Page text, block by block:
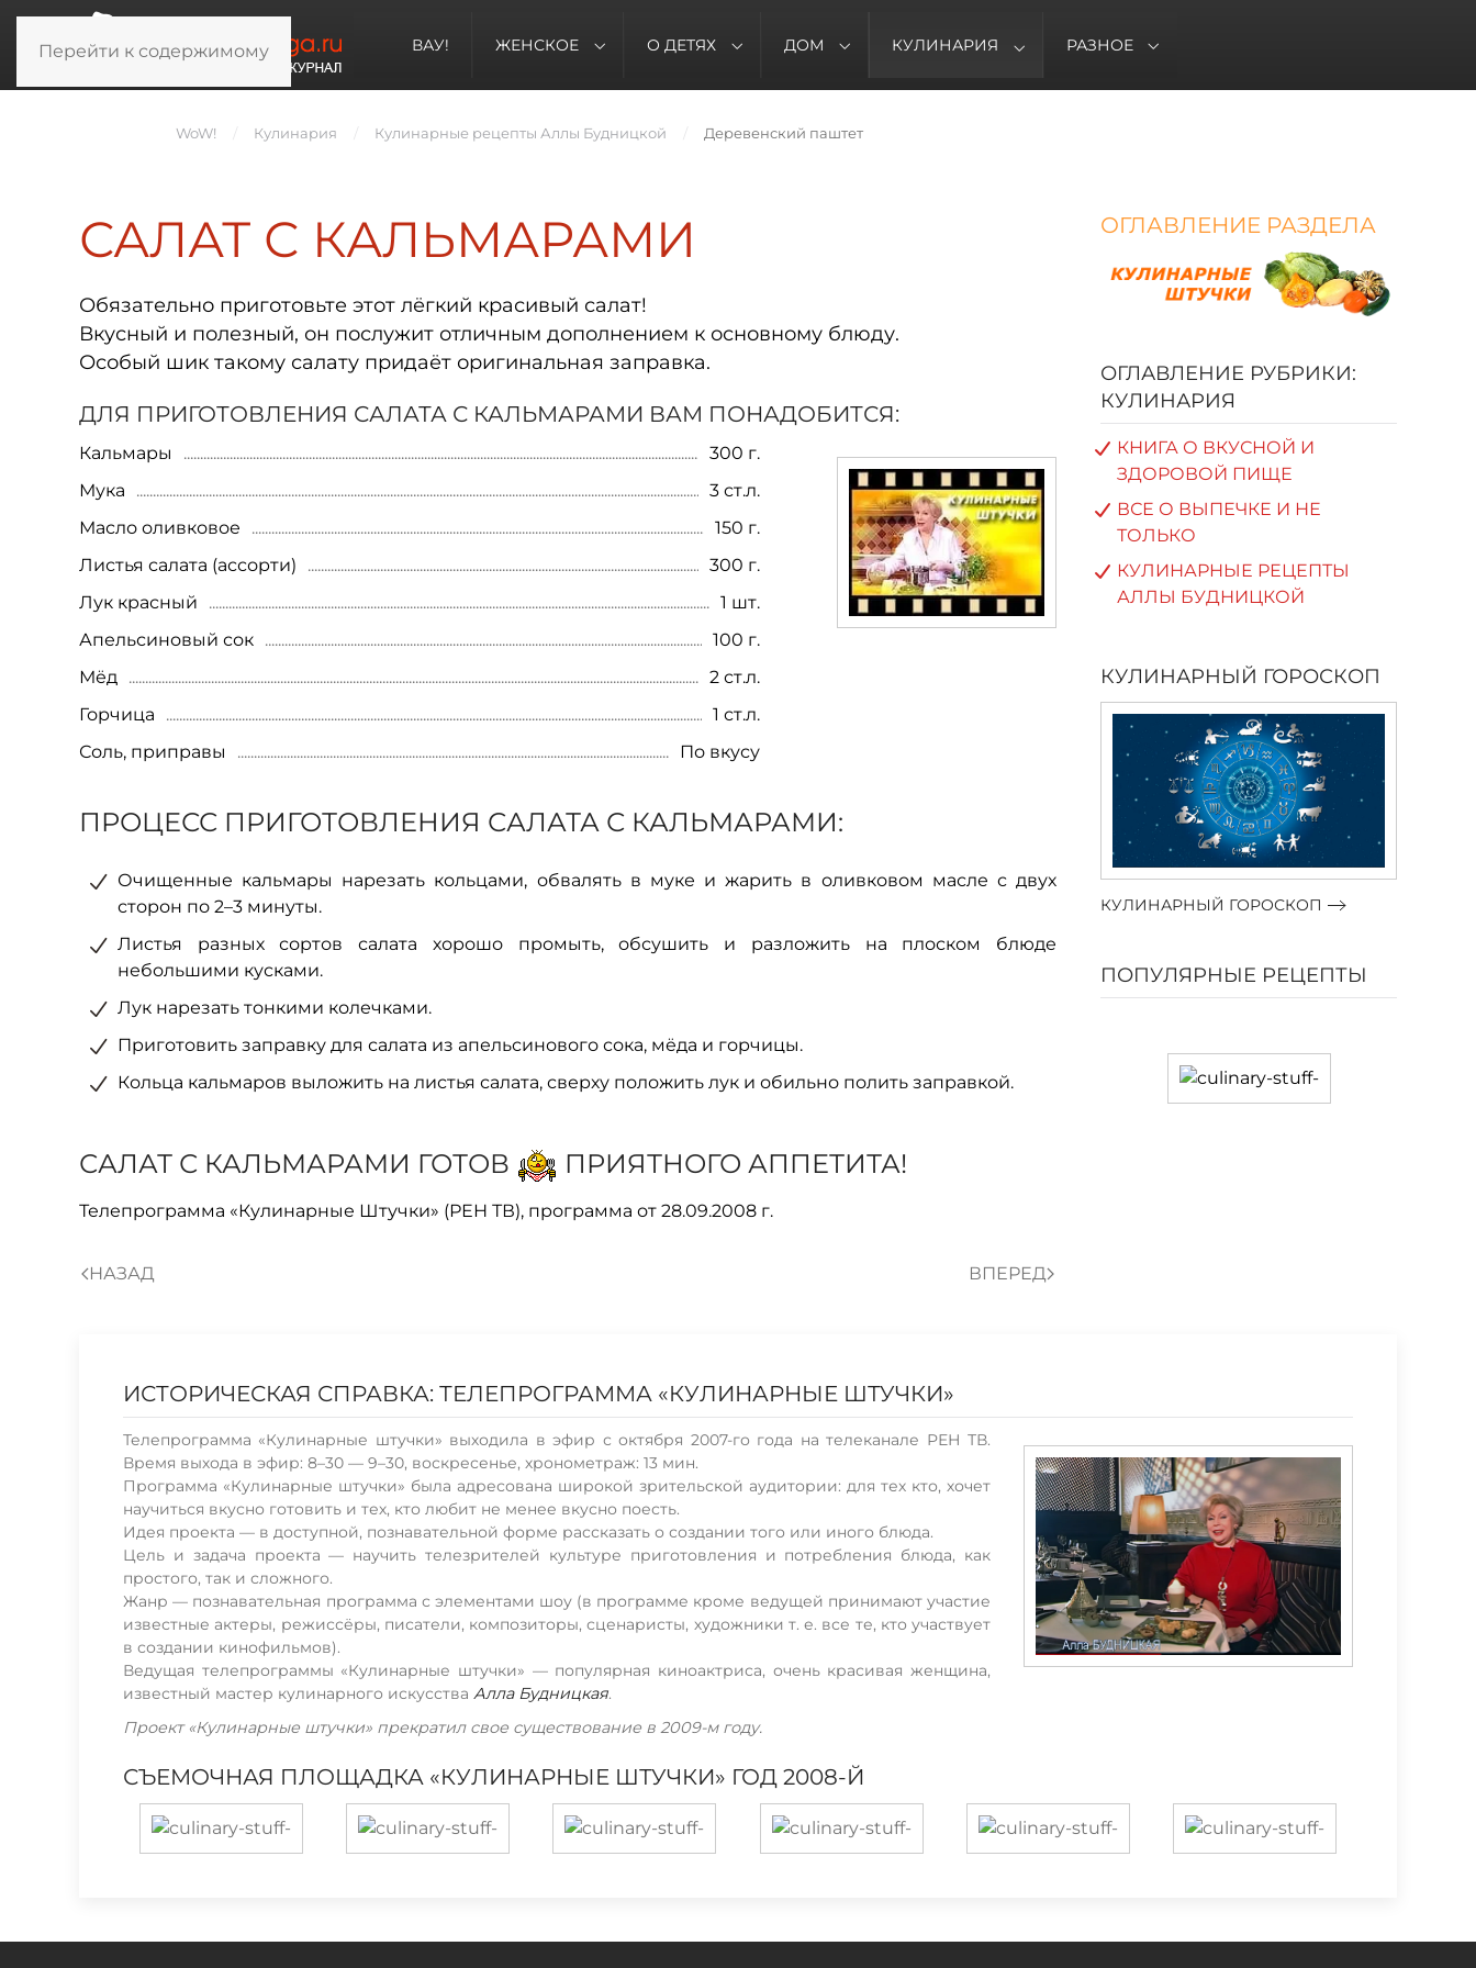
Перейти к содержимому ВАУ! ЖЕНСКОЕ О ДЕТЯХ ДОМ КУЛИНАРИЯ РАЗНОЕ
WoW! Кулинария Кулинарные рецепты Аллы Будницкой Деревенский паштет
САЛАТ С КАЛЬМАРАМИ
Обязательно приготовьте этот лёгкий красивый салат!
Вкусный и полезный, он послужит отличным дополнением к основному блюду.
Особый шик такому салату придаёт оригинальная заправка.
ДЛЯ ПРИГОТОВЛЕНИЯ САЛАТА С КАЛЬМАРАМИ ВАМ ПОНАДОБИТСЯ:
Кальмары
300 г.
Мука
3 ст.л.
Масло оливковое
150 г.
Листья салата (ассорти)
300 г.
Лук красный
1 шт.
Апельсиновый сок
100 г.
Мёд
2 ст.л.
Горчица
1 ст.л.
Соль, приправы
По вкусу
ПРОЦЕСС ПРИГОТОВЛЕНИЯ САЛАТА С КАЛЬМАРАМИ:
Очищенные кальмары нарезать кольцами, обвалять в муке и жарить в оливковом масле с двух
сторон по 2–3 минуты.
Листья разных сортов салата хорошо промыть, обсушить и разложить на плоском блюде
небольшими кусками.
Лук нарезать тонкими колечками.
Приготовить заправку для салата из апельсинового сока, мёда и горчицы.
Кольца кальмаров выложить на листья салата, сверху положить лук и обильно полить заправкой.
САЛАТ С КАЛЬМАРАМИ ГОТОВ ПРИЯТНОГО АППЕТИТА!
Телепрограмма «Кулинарные Штучки» (РЕН ТВ), программа от 28.09.2008 г.
НАЗАД ВПЕРЕД
ОГЛАВЛЕНИЕ РАЗДЕЛА
ОГЛАВЛЕНИЕ РУБРИКИ:
КУЛИНАРИЯ
КНИГА О ВКУСНОЙ И
ЗДОРОВОЙ ПИЩЕ
ВСЕ О ВЫПЕЧКЕ И НЕ
ТОЛЬКО
КУЛИНАРНЫЕ РЕЦЕПТЫ
АЛЛЫ БУДНИЦКОЙ
КУЛИНАРНЫЙ ГОРОСКОП
КУЛИНАРНЫЙ ГОРОСКОП
ПОПУЛЯРНЫЕ РЕЦЕПТЫ
ИСТОРИЧЕСКАЯ СПРАВКА: ТЕЛЕПРОГРАММА «КУЛИНАРНЫЕ ШТУЧКИ»
Телепрограмма «Кулинарные штучки» выходила в эфир с октября 2007-го года на телеканале РЕН ТВ.
Время выхода в эфир: 8–30 — 9–30, воскресенье, хронометраж: 13 мин.
Программа «Кулинарные штучки» была адресована широкой зрительской аудитории: для тех кто, хочет
научиться вкусно готовить и тех, кто любит не менее вкусно поесть.
Идея проекта — в доступной, познавательной форме рассказать о создании того или иного блюда.
Цель и задача проекта — научить телезрителей культуре приготовления и потребления блюда, как
простого, так и сложного.
Жанр — познавательная программа с элементами шоу (в программе кроме ведущей принимают участие
известные актеры, режиссёры, писатели, композиторы, сценаристы, художники т. е. все те, кто участвует
в создании кинофильмов).
Ведущая телепрограммы «Кулинарные штучки» — популярная киноактриса, очень красивая женщина,
известный мастер кулинарного искусства Алла Будницкая.
Проект «Кулинарные штучки» прекратил свое существование в 2009-м году.
СЪЕМОЧНАЯ ПЛОЩАДКА «КУЛИНАРНЫЕ ШТУЧКИ» ГОД 2008-Й